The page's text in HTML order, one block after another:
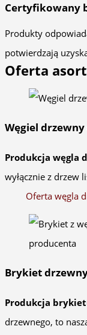
Certyfikowany
Produkty
potwierdzają
Oferta
Węgiel
Produkcja węgla
wyłącznie z drzew
Oferta węgla
Brykiet
Produkcja
drzewnego, to